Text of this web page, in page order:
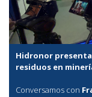
Hidronor
residuos en
Conversamos con